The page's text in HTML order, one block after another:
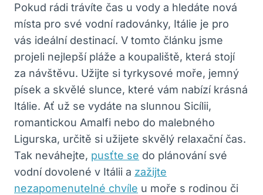
Pokud rádi trávíte čas u vody a hledáte nová
místa pro své vodní radovánky, Itálie je pro
vás ideální destinací. V tomto článku jsme
projeli nejlepší pláže a koupaliště, která stojí
za návštěvu. Užijte si tyrkysové moře, jemný
písek a skvělé slunce, které vám nabízí krásná
Itálie. Ať už se vydáte na slunnou Sicílii,
romantickou Amalfi nebo do malebného
Ligurska, určitě si užijete skvělý relaxační čas.
Tak neváhejte, pusťte se do plánování své
vodní dovolené v Itálii a zažijte
nezapomenutelné chvíle u moře s rodinou či